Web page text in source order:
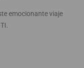
emocionante viaje